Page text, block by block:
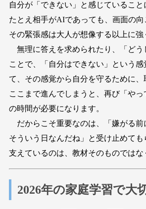
自分が「できない」と感じているこ
たとえ相手がAIであっても、画面の
その緊張感は大人が想像する以上に強
無理に答えを求められたり、「どう
ことで、「自分はできない」という
て、その感覚から自分を守るために
ここまで進んでしまうと、再び「や
の時間が必要になります。
だからこそ重要なのは、「嫌がる前
そういう日なんだね」と受け止めて
支えているのは、教材そのものではな
2026年の家庭学習で大